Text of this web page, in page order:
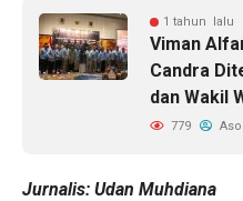
1 tahun lalu
Viman
Candra
dan Wakil
779
Jurnalis: Udan Muhdiana